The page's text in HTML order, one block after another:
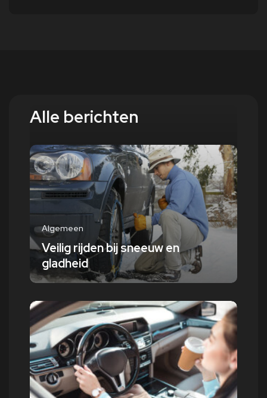
Alle berichten
Algemeen
Veilig rijden bij sneeuw en
gladheid